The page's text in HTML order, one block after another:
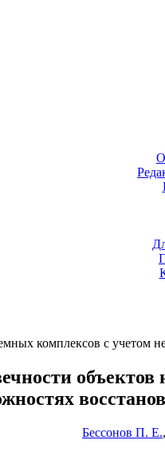
комплексов с
Бессонов П. Е.,